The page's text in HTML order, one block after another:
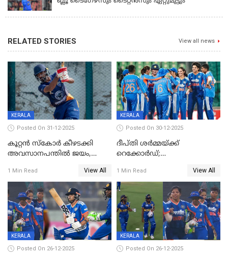
RELATED STORIES View all news
KERALA
Posted On 31-12-2025
കൂറ്റൻ സ്കോർ കീഴടക്കി
അവസാനപന്തിൽ ജയം,
1 Min Read View All
KERALA
Posted On 30-12-2025
ദീപ്തി ശർമ്മയ്ക്ക്
റെക്കോർഡ്;
ടി20 പരമ്പര തൂത്തുവാരി
ഇന്ത്യ
1 Min Read View All
KERALA
Posted On 26-12-2025
KERALA
Posted On 26-12-2025